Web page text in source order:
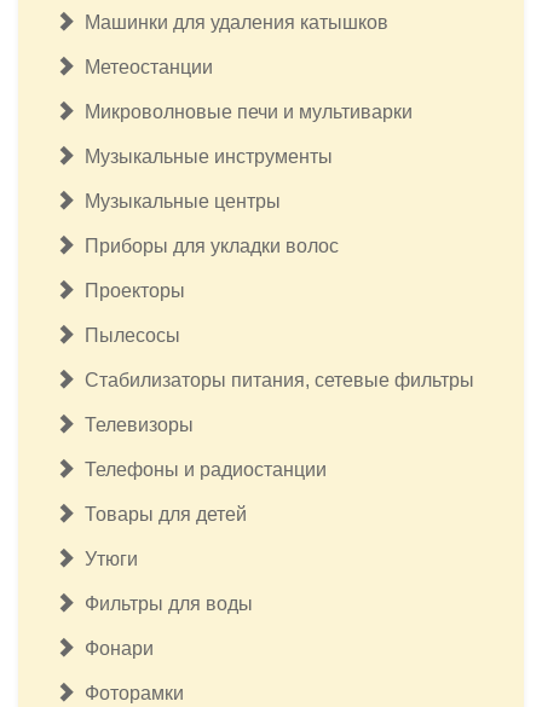
Машинки для удаления катышков
Метеостанции
Микроволновые печи и мультиварки
Музыкальные инструменты
Музыкальные центры
Приборы для укладки волос
Проекторы
Пылесосы
Стабилизаторы питания, сетевые фильтры
Телевизоры
Телефоны и радиостанции
Товары для детей
Утюги
Фильтры для воды
Фонари
Фоторамки